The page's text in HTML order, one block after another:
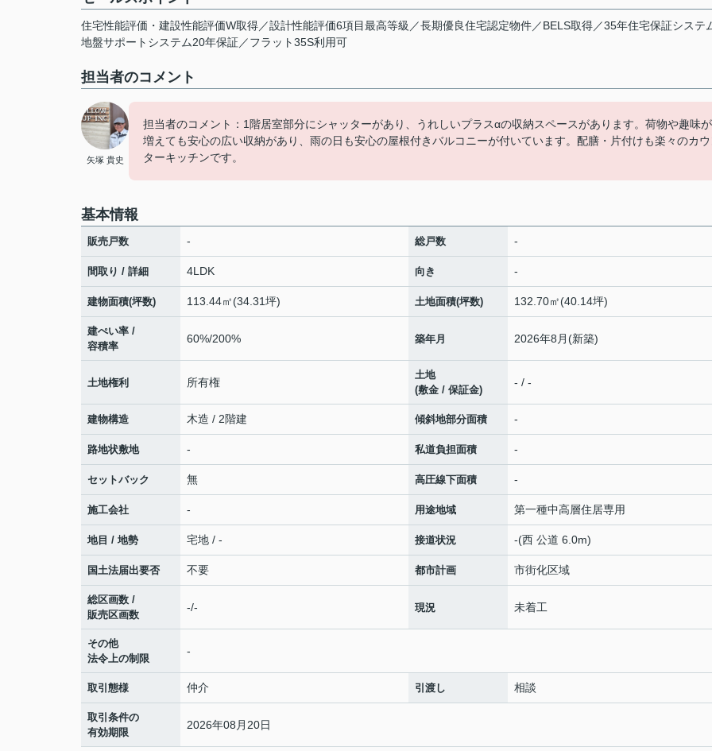
住宅性能評価・建設性能評価W取得／設計性能評価6項目最高等級／長期優良住宅認定物件／BELS取得／35年住宅保証システ
地盤サポートシステム20年保証／フラット35S利用可
担当者のコメント
矢塚 貴史
担当者のコメント：1階居室部分にシャッターがあり、うれしいプラスαの収納スペースがあります。荷物や趣味が
増えても安心の広い収納があり、雨の日も安心の屋根付きバルコニーが付いています。配膳・片付けも楽々のカ
ターキッチンです。
基本情報
販売戸数 - 総戸数 -
間取り / 詳細 4LDK 向き -
建物面積(坪数) 113.44㎡(34.31坪) 土地面積(坪数) 132.70㎡(40.14坪)
建ぺい率 /
容積率
60%/200% 築年月 2026年8月(新築)
土地権利 所有権
土地
(敷金 / 保証金)
- / -
建物構造 木造 / 2階建 傾斜地部分面積 -
路地状敷地 - 私道負担面積 -
セットバック 無 高圧線下面積 -
施工会社 - 用途地域 第一種中高層住居専用
地目 / 地勢 宅地 / - 接道状況 -(西 公道 6.0m)
国土法届出要否 不要 都市計画 市街化区域
総区画数 /
販売区画数
-/- 現況 未着工
その他
法令上の制限
-
取引態様 仲介 引渡し 相談
取引条件の
有効期限
2026年08月20日